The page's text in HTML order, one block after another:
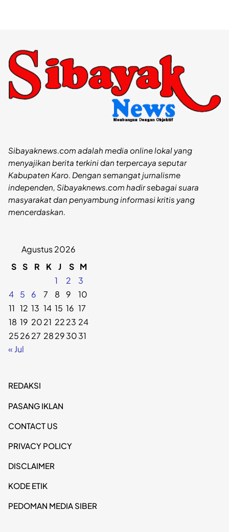
Sibayaknews.com adalah media online lokal yang
menyajikan berita terkini dan terpercaya seputar
Kabupaten Karo. Dengan semangat jurnalisme
independen, Sibayaknews.com hadir sebagai suara
masyarakat dan penyambung informasi kritis yang
mencerdaskan.
Agustus 2026
S S R K J S M
1
2
3
4
5 6 7 8 9
10
11 12 13 14 15 16 17
18 19 2021 2223 24
252627 28293031
« Jul
REDAKSI
PASANG IKLAN
CONTACT US
PRIVACY POLICY
DISCLAIMER
KODE ETIK
PEDOMAN MEDIA SIBER